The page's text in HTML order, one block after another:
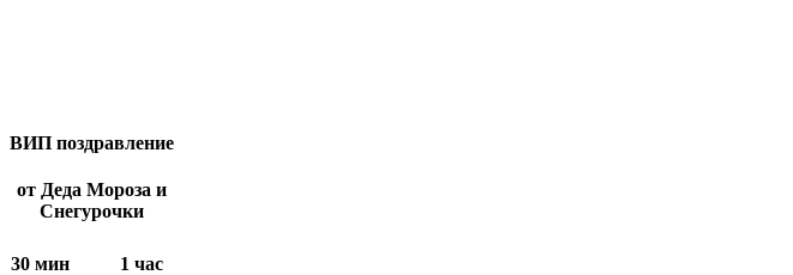
ВИП поздравление
от Деда Мороза и
Снегурочки
30 мин
1 час